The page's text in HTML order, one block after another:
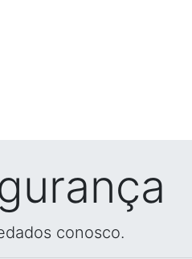
conosco.